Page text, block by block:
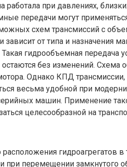
при давлениях,
передачи могут
схем трансмиссий с
зависит от типа и
гидрообъемная передача
без изменений.
Однако КПД
весьма удобной при
машин. Применение
целесообразной на
расположения
при перемещении замкнутого